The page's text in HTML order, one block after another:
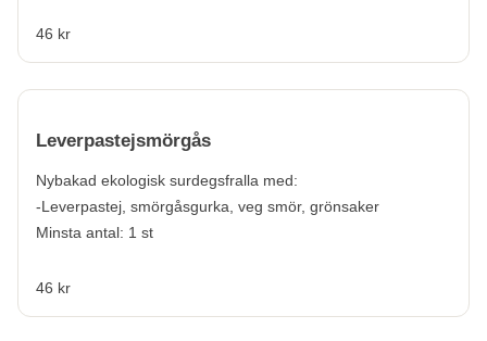
46 kr
Leverpastejsmörgås
Nybakad ekologisk surdegsfralla med:
-Leverpastej, smörgåsgurka, veg smör, grönsaker
Minsta antal: 1 st
46 kr